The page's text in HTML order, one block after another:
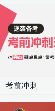
考前冲刺